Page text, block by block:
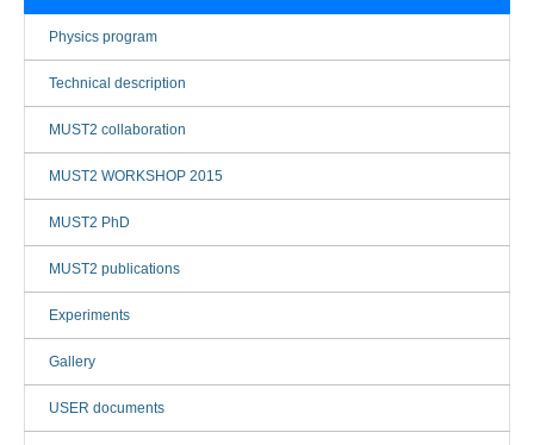
Physics program
Technical description
MUST2 collaboration
MUST2 WORKSHOP 2015
MUST2 PhD
MUST2 publications
Experiments
Gallery
USER documents